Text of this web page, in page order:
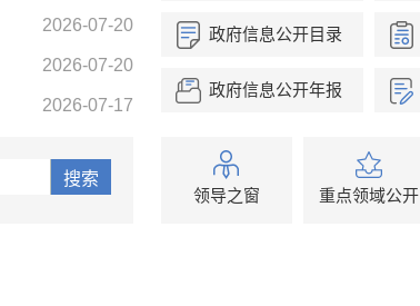
2026-07-20
2026-07-20
2026-07-17
政府信息公开目录
政府信息公开年报
领导之窗 重点领域公开